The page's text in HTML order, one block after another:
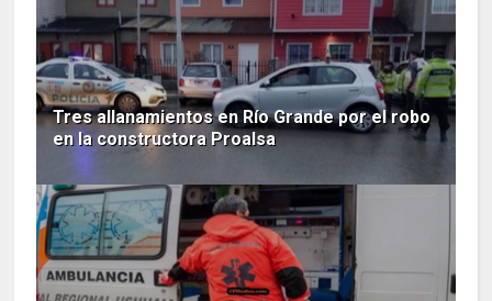
Tres allanamientos en Río Grande por el robo
en la constructora Proalsa